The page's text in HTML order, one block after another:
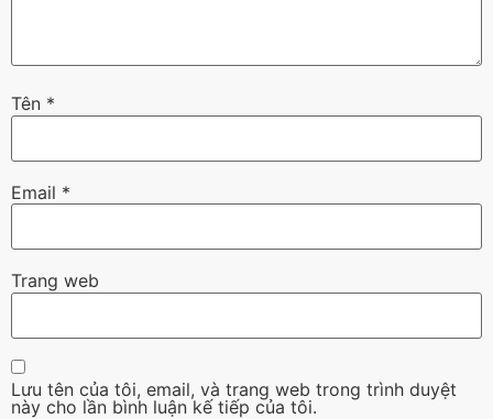
Tên *
Email *
Trang web
Lưu tên của tôi, email, và trang web trong trình duyệt
này cho lần bình luận kế tiếp của tôi.